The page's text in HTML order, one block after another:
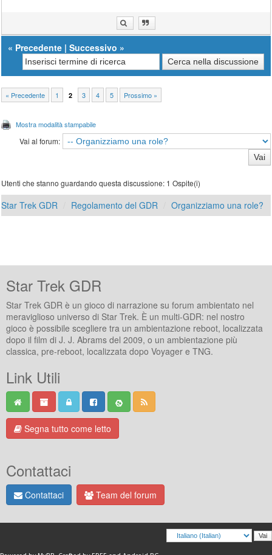
« Precedente |Successivo »
« Precedente 1 2 3 4 5 Prossimo »
Mostra modalità stampabile
Vai al forum:
Utenti che stanno guardando questa discussione: 1 Ospite(i)
Star Trek GDR Regolamento del GDR Organizziamo una role?
Star Trek GDR
Star Trek GDR è un gioco di narrazione su forum ambientato nel
meraviglioso universo di Star Trek. È un multi-GDR: nel nostro
gioco è possibile scegliere tra un ambientazione reboot, localizzata
dopo il film di J. J. Abrams del 2009, o un ambientazione più
classica, pre-reboot, localizzata dopo Voyager e TNG.
Link Utili
Segna tutto come letto
Contattaci
Contattaci Team del forum